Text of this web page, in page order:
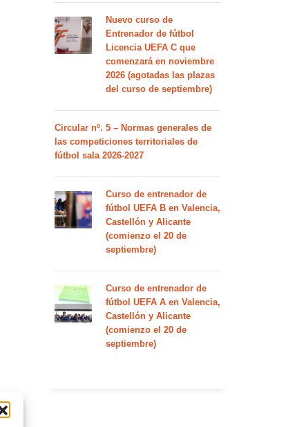
Nuevo curso de
Entrenador de fútbol
Licencia UEFA C que
comenzará en noviembre
2026 (agotadas las plazas
del curso de septiembre)
Circular nº. 5 – Normas generales de
las competiciones territoriales de
fútbol sala 2026-2027
Curso de entrenador de
fútbol UEFA B en Valencia,
Castellón y Alicante
(comienzo el 20 de
septiembre)
Curso de entrenador de
fútbol UEFA A en Valencia,
Castellón y Alicante
(comienzo el 20 de
septiembre)